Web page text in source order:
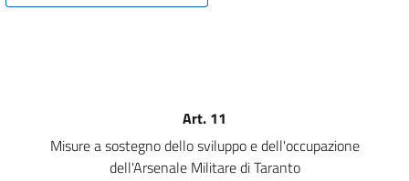
17
Art. 11
Misure a sostegno dello sviluppo e dell'occupazione
dell'Arsenale Militare di Taranto